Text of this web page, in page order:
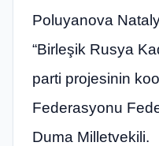
Poluyanova
“Birleşik Rusya
parti projesinin
Federasyonu
Duma Milletvekili.